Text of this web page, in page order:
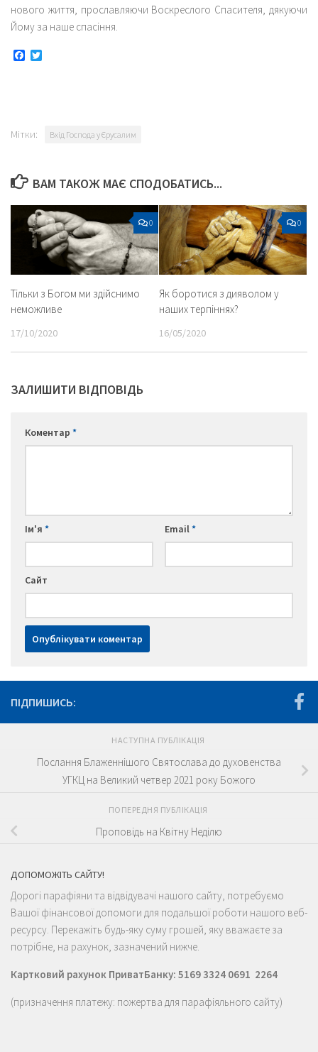
нового життя, прославляючи Воскреслого Спасителя, дякуючи
Йому за наше спасіння.
Facebook
Мітки: Вхід Господа у Єрусалим
ВАМ ТАКОЖ МАЄ СПОДОБАТИСЬ...
0
Тільки з Богом ми здійснимо
неможливе
17/10/2020
0
Як боротися з дияволом у
наших терпіннях?
16/05/2020
ЗАЛИШИТИ ВІДПОВІДЬ
Коментар *
Ім'я * Email*
Сайт
ПІДПИШИСЬ:
НАСТУПНА ПУБЛІКАЦІЯ
Послання Блаженнішого Святослава до духовенства
УГКЦ на Великий четвер 2021 року Божого
ПОПЕРЕДНЯ ПУБЛІКАЦІЯ
Проповідь на Квітну Неділю
ДОПОМОЖІТЬ САЙТУ!
Дорогі парафіяни та відвідувачі нашого сайту, потребуємо
Вашої фінансової допомоги для подальшої роботи нашого веб-
ресурсу. Перекажіть будь-яку суму грошей, яку вважаєте за
потрібне, на рахунок, зазначений нижче.
Картковий рахунок ПриватБанку: 5169 3324 0691 2264
(призначення платежу: пожертва для парафіяльного сайту)